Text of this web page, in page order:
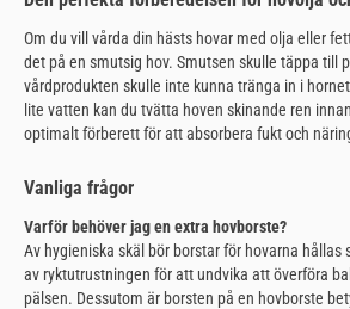
Om du vill vårda din hästs hovar med olja eller
det på en smutsig hov. Smutsen skulle täppa till
vårdprodukten skulle inte kunna tränga in i
lite vatten kan du tvätta hoven skinande ren
optimalt förberett för att absorbera fukt och
Vanliga frågor
Varför behöver jag en extra hovborste?
Av hygieniska skäl bör borstar för hovarna hållas
av ryktutrustningen för att undvika att överföra
pälsen. Dessutom är borsten på en hovborste